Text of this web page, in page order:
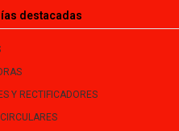
destacadas
Y RECTIFICADORES